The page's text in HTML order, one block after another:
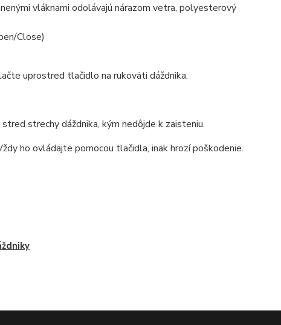
vláknami odolávajú nárazom vetra, polyesterový
Close)
uprostred tlačidlo na rukoväti dáždnika.
strechy dáždnika, kým nedôjde k zaisteniu.
ho ovládajte pomocou tlačidla, inak hrozí poškodenie.